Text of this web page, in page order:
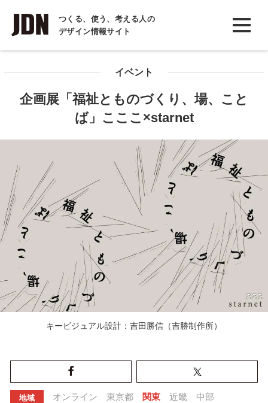
つくる、使う、考える人の
デザイン情報サイト
INTERVIEW
インタビュー
COLUMN
イベント
企画展「福祉とものづくり、場、こと
ば」こここ×starnet
キービジュアル設計：吉田勝信（吉勝制作所）
地域 オンライン 東京都 関東 近畿 中部